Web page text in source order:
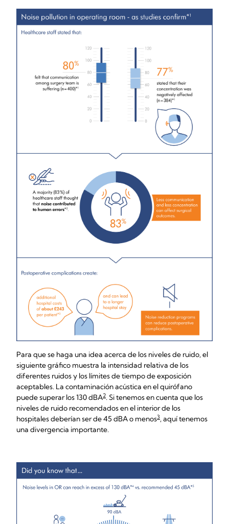
Para que se haga una idea acerca de los niveles de ruido, el
siguiente gráfico muestra la intensidad relativa de los
diferentes ruidos y los límites de tiempo de exposición
aceptables. La contaminación acústica en el quirófano
puede superar los 130 dBA2. Si tenemos en cuenta que los
niveles de ruido recomendados en el interior de los
hospitales deberían ser de 45 dBA o menos3, aquí tenemos
una divergencia importante.